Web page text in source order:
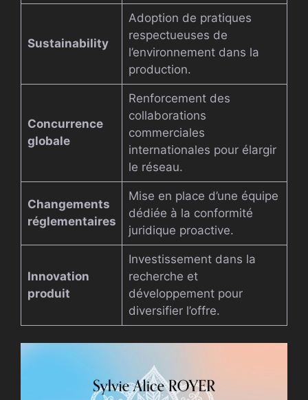
Sustainability
Adoption de pratiques
respectueuses de
l’environnement dans la
production.
Concurrence
globale
Renforcement des
collaborations
commerciales
internationales pour élargir
le réseau.
Changements
réglementaires
Mise en place d’une équipe
dédiée à la conformité
juridique proactive.
Innovation
produit
Investissement dans la
recherche et
développement pour
diversifier l’offre.